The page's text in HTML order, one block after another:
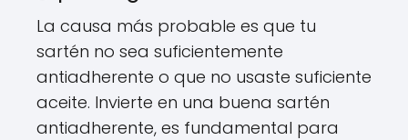
La causa más probable es que tu
sartén no sea suficientemente
antiadherente o que no usaste suficiente
aceite. Invierte en una buena sartén
antiadherente, es fundamental para